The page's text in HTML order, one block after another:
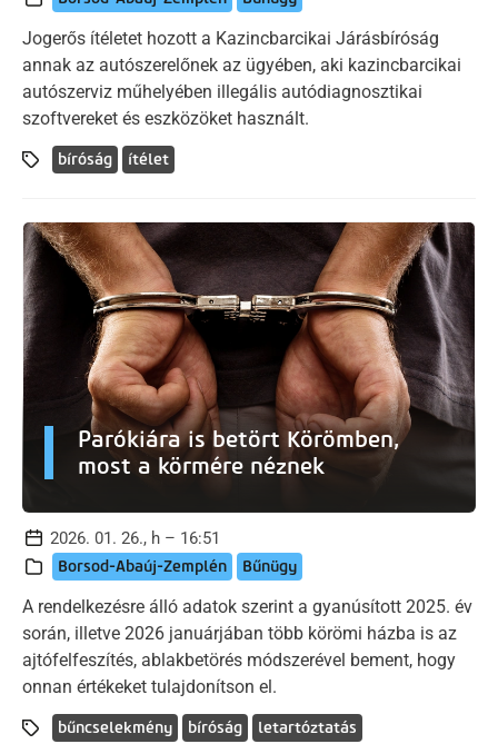
Jogerős ítéletet hozott a Kazincbarcikai Járásbíróság
annak az autószerelőnek az ügyében, aki kazincbarcikai
autószerviz műhelyében illegális autódiagnosztikai
szoftvereket és eszközöket használt.
bíróság ítélet
Parókiára is betört Körömben,
most a körmére néznek
2026. 01. 26., h – 16:51
Borsod-Abaúj-Zemplén Bűnügy
A rendelkezésre álló adatok szerint a gyanúsított 2025. év
során, illetve 2026 januárjában több körömi házba is az
ajtófelfeszítés, ablakbetörés módszerével bement, hogy
onnan értékeket tulajdonítson el.
bűncselekmény bíróság letartóztatás